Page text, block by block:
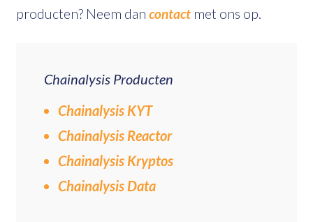
producten? Neem dan contact met ons op.
Chainalysis Producten
Chainalysis KYT
Chainalysis Reactor
Chainalysis Kryptos
Chainalysis Data